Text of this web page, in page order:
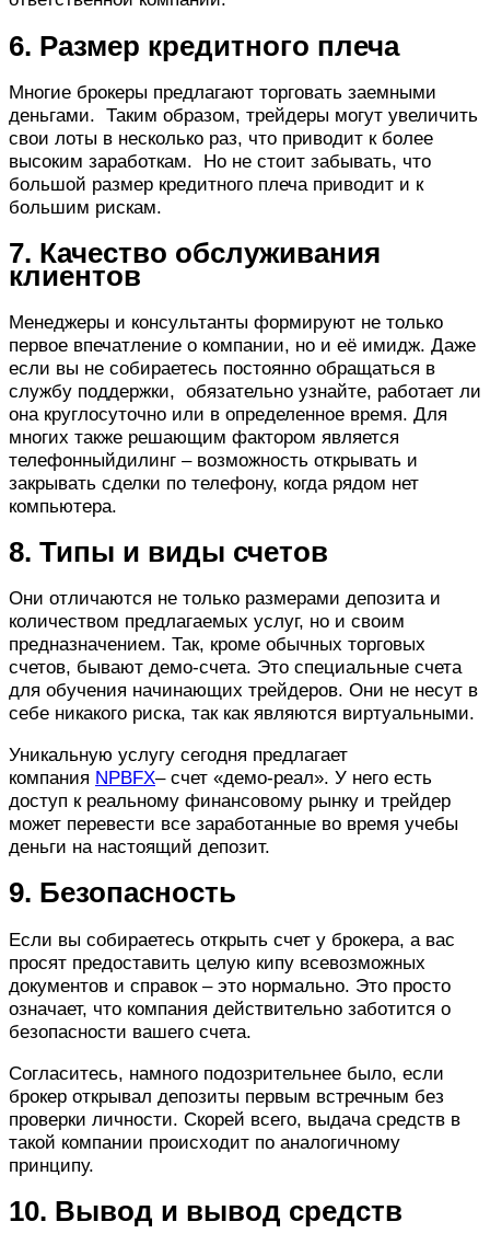
6. Размер кредитного плеча
Многие брокеры предлагают торговать заемными
деньгами. Таким образом, трейдеры могут увеличить
свои лоты в несколько раз, что приводит к более
высоким заработкам. Но не стоит забывать, что
большой размер кредитного плеча приводит и к
большим рискам.
7. Качество обслуживания
клиентов
Менеджеры и консультанты формируют не только
первое впечатление о компании, но и её имидж. Даже
если вы не собираетесь постоянно обращаться в
службу поддержки, обязательно узнайте, работает ли
она круглосуточно или в определенное время. Для
многих также решающим фактором является
телефонныйдилинг – возможность открывать и
закрывать сделки по телефону, когда рядом нет
компьютера.
8. Типы и виды счетов
Они отличаются не только размерами депозита и
количеством предлагаемых услуг, но и своим
предназначением. Так, кроме обычных торговых
счетов, бывают демо-счета. Это специальные счета
для обучения начинающих трейдеров. Они не несут в
себе никакого риска, так как являются виртуальными.
Уникальную услугу сегодня предлагает
компания NPBFX– счет «демо-реал». У него есть
доступ к реальному финансовому рынку и трейдер
может перевести все заработанные во время учебы
деньги на настоящий депозит.
9. Безопасность
Если вы собираетесь открыть счет у брокера, а вас
просят предоставить целую кипу всевозможных
документов и справок – это нормально. Это просто
означает, что компания действительно заботится о
безопасности вашего счета.
Согласитесь, намного подозрительнее было, если
брокер открывал депозиты первым встречным без
проверки личности. Скорей всего, выдача средств в
такой компании происходит по аналогичному
принципу.
10. Вывод и вывод средств